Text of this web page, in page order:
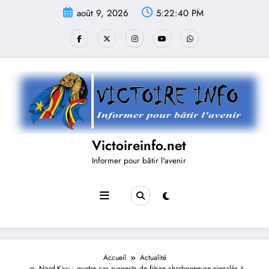
août 9, 2026 5:22:40 PM
Victoireinfo.net
Informer pour bâtir l'avenir
Accueil
Actualité